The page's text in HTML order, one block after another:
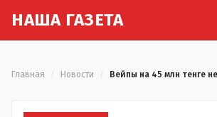
НАША ГАЗЕТА
Главная Новости